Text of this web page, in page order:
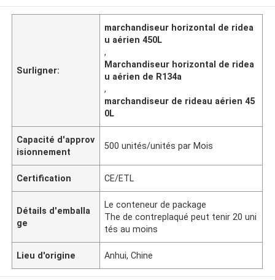
Surligner:
marchandiseur horizontal de ridea
u aérien 450L
,
Marchandiseur horizontal de ridea
u aérien de R134a
,
marchandiseur de rideau aérien 45
0L
Capacité d'approv
isionnement
500 unités/unités par Mois
Certification CE/ETL
Détails d'emballa
ge
Le conteneur de package
The de contreplaqué peut tenir 20 uni
tés au moins
Lieu d'origine Anhui, Chine